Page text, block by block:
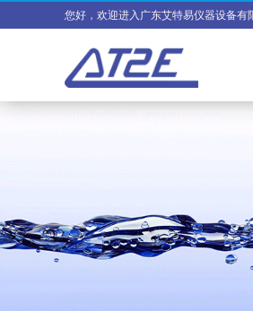
您好，欢迎进入广东艾特易仪器设备有